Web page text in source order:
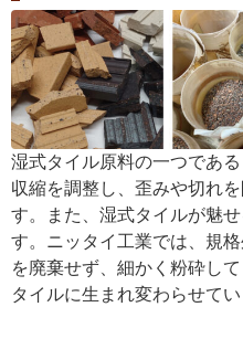
湿式タイル原料の一つであ
収縮を調整し、歪みや切れ
す。また、湿式タイルが魅
す。ニッタイ工業では、規
を廃棄せず、細かく粉砕し
タイルに生まれ変わらせてい